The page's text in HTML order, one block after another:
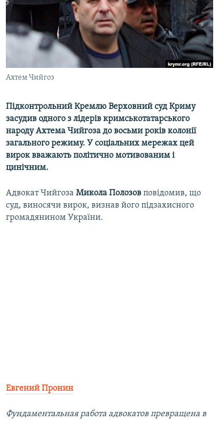
ВІДЕОУРОКИ «ELIFBE»
СВІДЧЕННЯ ОКУПАЦІЇ
УКРАЇНСЬКА ПРОБЛЕМА КРИМУ
Русский
Qırımtatar
Усі сайти RFE/RL
Ахтем Чийгоз
Підконтрольний Кремлю Верховний суд Криму
засудив одного з лідерів кримськотатарського
народу Ахтема Чийгоза до восьми років колонії
загального режиму. У соціальних мережах цей
вирок вважають політично мотивованим і
цинічним.
Адвокат Чийгоза Микола Полозов повідомив, що
суд, виносячи вирок, визнав його підзахисного
громадянином України.
Евгений Пронин
Фундаментальная работа адвокатов превращена в